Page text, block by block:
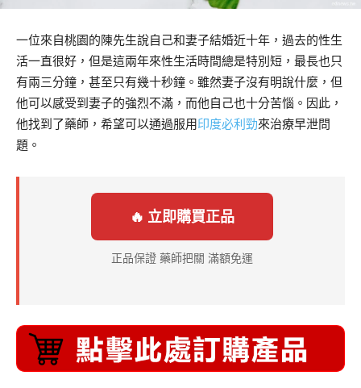
一位來自桃園的陳先生說自己和妻子結婚近十年，過去的性生
活一直很好，但是這兩年來性生活時間總是特別短，最長也只
有兩三分鐘，甚至只有幾十秒鐘。雖然妻子沒有明說什麼，但
他可以感受到妻子的強烈不滿，而他自己也十分苦惱。因此，
他找到了藥師，希望可以通過服用印度必利勁來治療早泄問
題。
🔥 立即購買正品
正品保證 藥師把關 滿額免運